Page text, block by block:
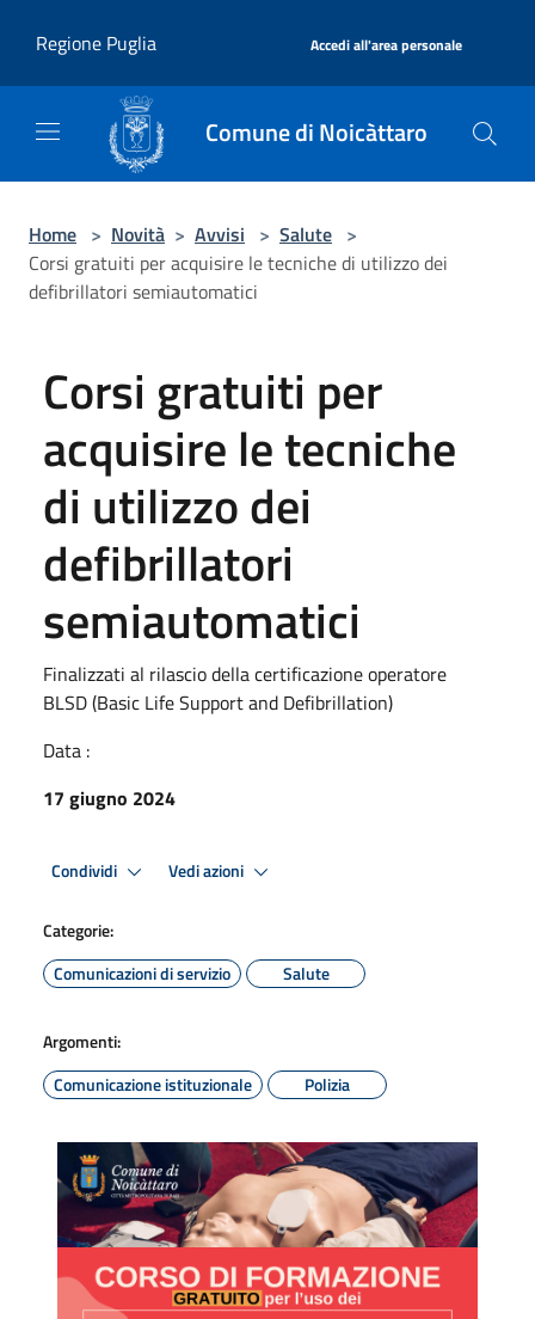
Regione Puglia
Accedi all'area personale
Comune di Noicàttaro
Home > Novità > Avvisi > Salute >
Corsi gratuiti per acquisire le tecniche di utilizzo dei
defibrillatori semiautomatici
Corsi gratuiti per
acquisire le tecniche
di utilizzo dei
defibrillatori
semiautomatici
Finalizzati al rilascio della certificazione operatore
BLSD (Basic Life Support and Defibrillation)
Data :
17 giugno 2024
Condividi Vedi azioni
Categorie:
Comunicazioni di servizio
Salute
Argomenti:
Comunicazione istituzionale
Polizia